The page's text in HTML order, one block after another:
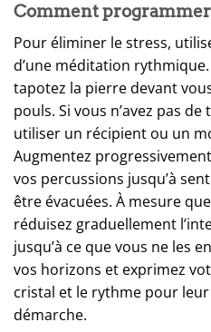
Comment
Pour éliminer le stress,
d’une méditation
tapotez la pierre devant
pouls. Si vous n’avez pas
utiliser un récipient ou un
Augmentez
vos percussions jusqu’à
être évacuées. À mesure
réduisez graduellement
jusqu’à ce que vous ne les
vos horizons et exprimez
cristal et le rythme pour
démarche.